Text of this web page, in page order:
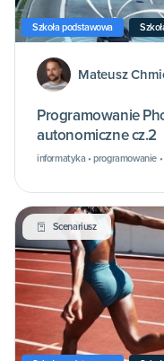
Szkoła podstawowa
Mateusz
Programowanie
autonomiczne cz.2
informatyka • programowanie
Scenariusz